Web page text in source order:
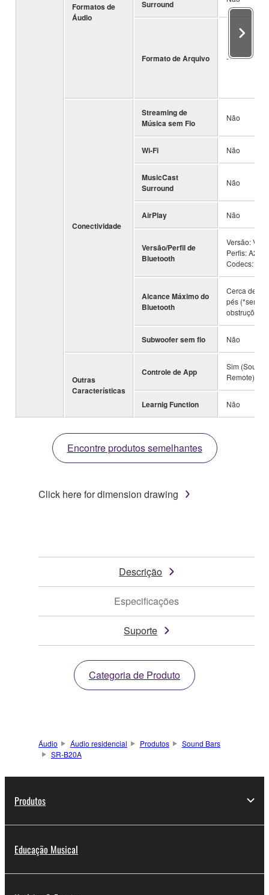
Formatos de
Áudio
Surround
Formato de Arquivo -
Conectividade
Streaming de
Música sem Fio
Não
Wi-Fi Não
MusicCast
Surround
Não
AirPlay Não
Versão/Perfil de
Bluetooth
Versão: Ver
Perfis:
Codecs:
Alcance Máximo do
Bluetooth
Cerca de 10
pés (*sem
obstruções)
Subwoofer sem fio Não
Outras
Características
Controle de App
Sim (Sound
Remote)
Learnig Function Não
Encontre produtos semelhantes
Click here for dimension drawing
Descrição
Especificações
Suporte
Categoria de Produto
Áudio Áudio residencial Produtos
Sound Bars
SR-B20A
Produtos
Educação Musical